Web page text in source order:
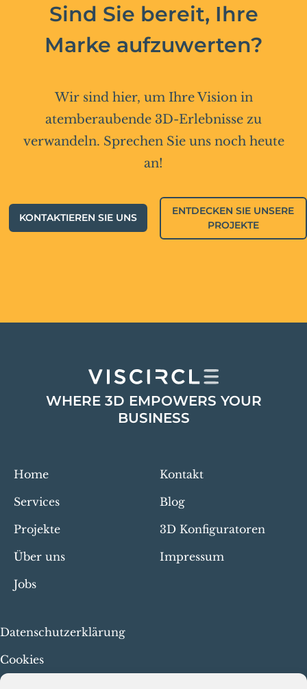
Sind Sie bereit, Ihre
Marke aufzuwerten?
Wir sind hier, um Ihre Vision in
atemberaubende 3D-Erlebnisse zu
verwandeln. Sprechen Sie uns noch heute
an!
KONTAKTIEREN SIE UNS
ENTDECKEN SIE UNSERE
PROJEKTE
WHERE 3D EMPOWERS YOUR
BUSINESS
Home
Services
Projekte
Über uns
Jobs
Kontakt
Blog
3D Konfiguratoren
Impressum
Datenschutzerklärung
Cookies